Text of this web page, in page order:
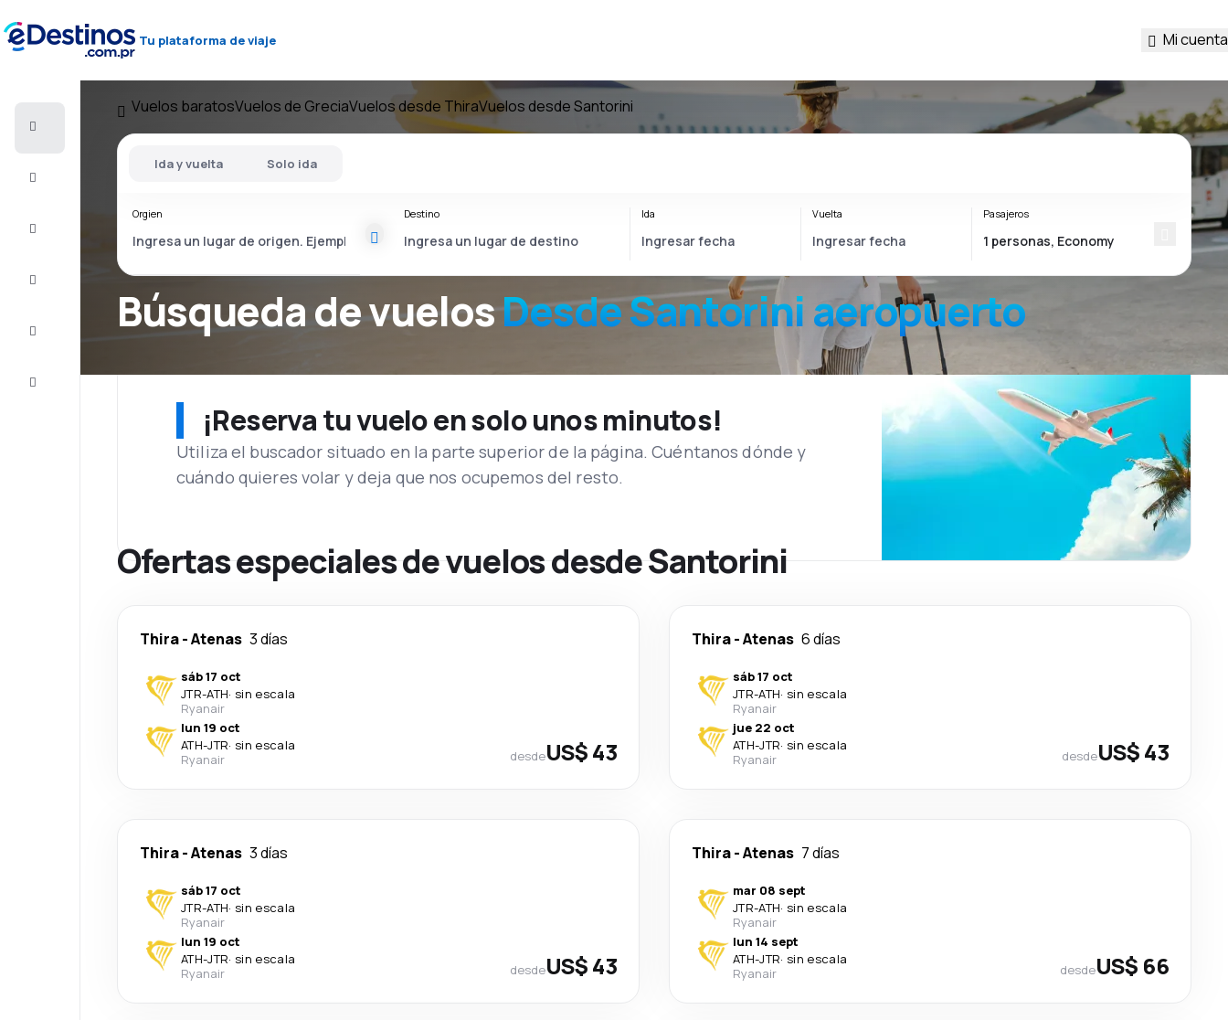
Tu plataforma de viaje Mi cuenta
Atención
Vuelos baratosVuelos de GreciaVuelos desde ThiraVuelos desde Santorini
Búsqueda de vuelosDesdeSantorini aeropuerto
Ida y vuelta Solo ida
Orgien Destino Ida Vuelta Pasajeros
¡Reserva tu vuelo en solo unos minutos!
Utiliza el buscador situado en la parte superior de la página. Cuéntanos dónde y
cuándo quieres volar y deja que nos ocupemos del resto.
Ofertas especiales de vuelos desde Santorini
Thira-Atenas 3 días
sáb 17 oct
JTR-ATH· sin escala
Ryanair
lun 19 oct
ATH-JTR· sin escala
Ryanair
desdeUS$ 43
Thira-Atenas 6 días
sáb 17 oct
JTR-ATH· sin escala
Ryanair
jue 22 oct
ATH-JTR· sin escala
Ryanair
desdeUS$ 43
Thira-Atenas 3 días
sáb 17 oct
JTR-ATH· sin escala
Ryanair
lun 19 oct
ATH-JTR· sin escala
Ryanair
desdeUS$ 43
Thira-Atenas 7 días
mar 08 sept
JTR-ATH· sin escala
Ryanair
lun 14 sept
ATH-JTR· sin escala
Ryanair
desdeUS$ 66